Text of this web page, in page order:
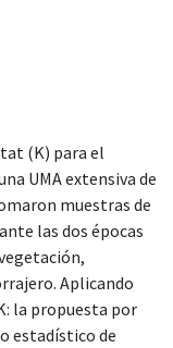
(K) para el
UMA extensiva de
muestras de
las dos épocas
Aplicando
la propuesta por
estadístico de